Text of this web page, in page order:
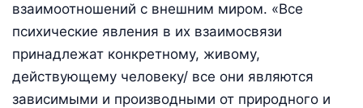
взаимоотношений с внешним миром. «Все
психические явления в их взаимосвязи
принадлежат конкретному, живому,
действующему человеку/ все они являются
зависимыми и производными от природного и